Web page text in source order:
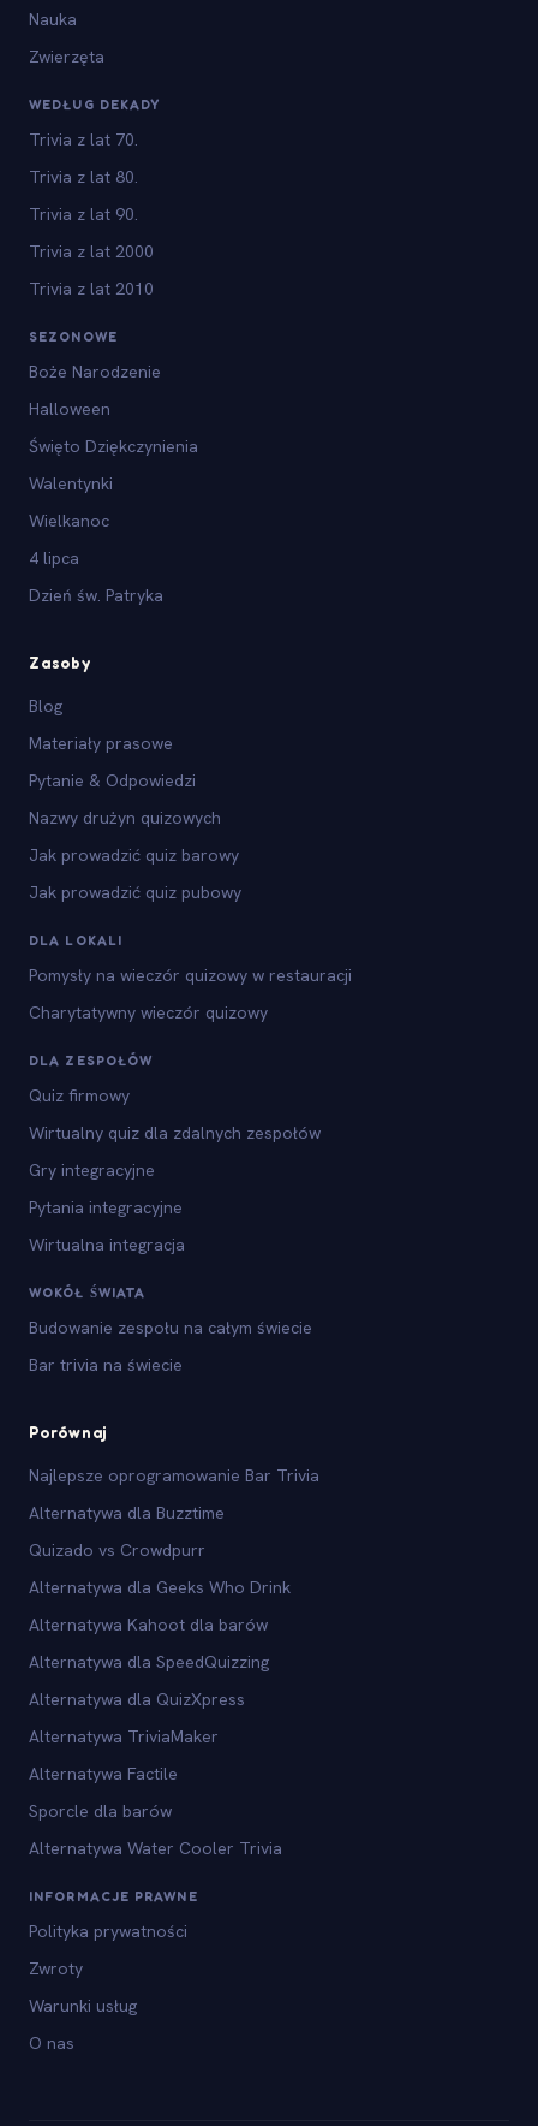
Nauka
Zwierzęta
WEDŁUG DEKADY
Trivia z lat 70.
Trivia z lat 80.
Trivia z lat 90.
Trivia z lat 2000
Trivia z lat 2010
SEZONOWE
Boże Narodzenie
Halloween
Święto Dziękczynienia
Walentynki
Wielkanoc
4 lipca
Dzień św. Patryka
Zasoby
Blog
Materiały prasowe
Pytanie & Odpowiedzi
Nazwy drużyn quizowych
Jak prowadzić quiz barowy
Jak prowadzić quiz pubowy
DLA LOKALI
Pomysły na wieczór quizowy w restauracji
Charytatywny wieczór quizowy
DLA ZESPOŁÓW
Quiz firmowy
Wirtualny quiz dla zdalnych zespołów
Gry integracyjne
Pytania integracyjne
Wirtualna integracja
WOKÓŁ ŚWIATA
Budowanie zespołu na całym świecie
Bar trivia na świecie
Porównaj
Najlepsze oprogramowanie Bar Trivia
Alternatywa dla Buzztime
Quizado vs Crowdpurr
Alternatywa dla Geeks Who Drink
Alternatywa Kahoot dla barów
Alternatywa dla SpeedQuizzing
Alternatywa dla QuizXpress
Alternatywa TriviaMaker
Alternatywa Factile
Sporcle dla barów
Alternatywa Water Cooler Trivia
INFORMACJE PRAWNE
Polityka prywatności
Zwroty
Warunki usług
O nas